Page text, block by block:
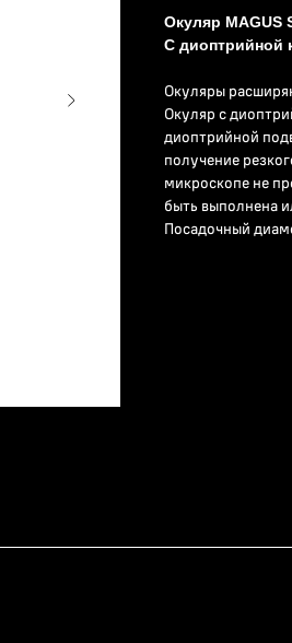
Окуляр MAGUS
С диоптрийной
Окуляры
Окуляр с
диоптрийной
получение
микроскопе не
быть выполнена
Посадочный